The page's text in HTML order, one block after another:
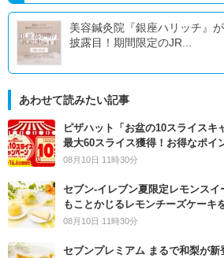
美容鍼灸院『銀座ハリッチ』
披露目！期間限定のJR...
あわせて読みたい記事
ピザハット「お盆の10スライスキ
最大60スライス獲得！お得なポイ
08月10日 11時30分
セブン‐イレブン夏限定レモンス
もことかじるレモンチーズケーキ
08月10日 11時30分
セブンプレミアム まるで和梨が